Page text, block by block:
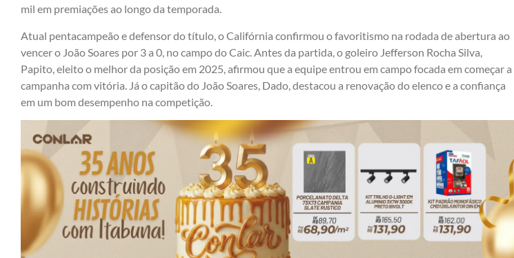
mil em premiações ao longo da temporada.
Atual pentacampeão e defensor do título, o Califórnia confirmou o favoritismo na rodada de abertura ao
vencer o João Soares por 3 a 0, no campo do Caic. Antes da partida, o goleiro Jefferson Rocha Silva,
Papito, eleito o melhor da posição em 2025, afirmou que a equipe entrou em campo focada em começar a
campanha com vitória. Já o capitão do João Soares, Dado, destacou a renovação do elenco e a confiança
em um bom desempenho na competição.